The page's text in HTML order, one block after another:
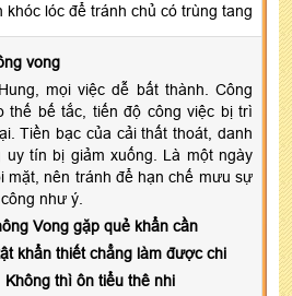
khóc lóc để tránh chủ có trùng tang
vong
mọi việc dễ bất thành. Công
thế bế tắc, tiến độ công việc bị trì
Tiền bạc của cải thất thoát, danh
uy tín bị giảm xuống. Là một ngày
mặt, nên tránh để hạn chế mưu sự
như ý.
Vong gặp quẻ khẩn cần
khẩn thiết chẳng làm được chi
Không thì ôn tiểu thê nhi